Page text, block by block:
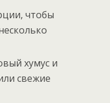
чтобы
хумус и
свежие